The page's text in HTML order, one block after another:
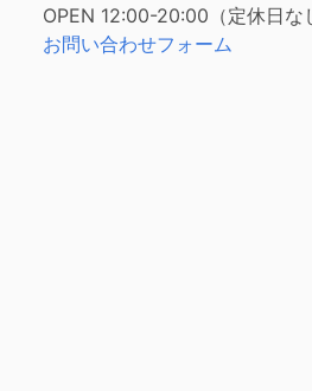
OPEN 12:00-20:00（定休日な
お問い合わせフォーム